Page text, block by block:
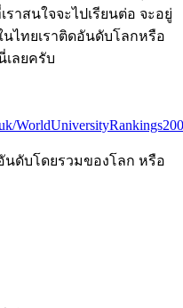
าสนใจจะไปเรียนต่อ จะอยู่
ไทยเราติดอันดับโลกหรือ
เลยครับ
นดับโดยรวมของโลก หรือ